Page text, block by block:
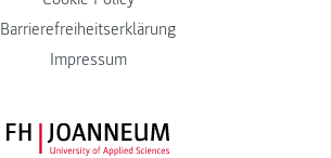
Barrierefreiheitserklärung
Impressum
FH JOANNEUM Logo